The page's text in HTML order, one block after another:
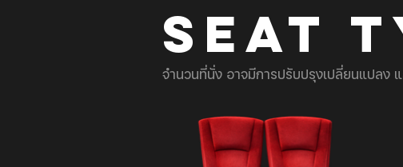
SEAT
จำนวนที่นั่ง อาจมีการปรับปรุงเปลี่ยนแปลง